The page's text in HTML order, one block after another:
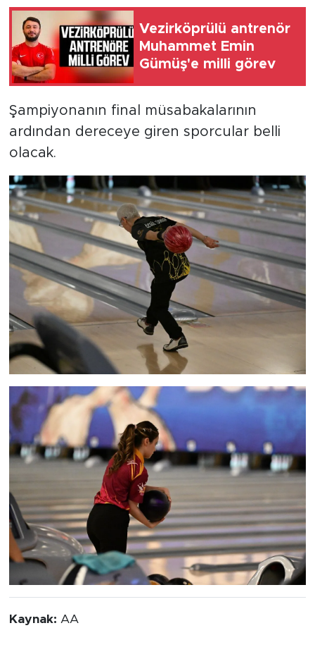
Vezirköprülü antrenör
Muhammet Emin
Gümüş'e milli görev
Şampiyonanın final müsabakalarının
ardından dereceye giren sporcular belli
olacak.
Kaynak: AA